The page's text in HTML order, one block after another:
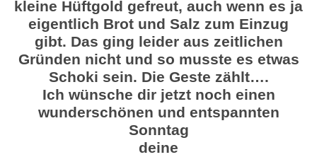
kleine Hüftgold gefreut, auch wenn es ja
eigentlich Brot und Salz zum Einzug
gibt. Das ging leider aus zeitlichen
Gründen nicht und so musste es etwas
Schoki sein. Die Geste zählt….
Ich wünsche dir jetzt noch einen
wunderschönen und entspannten
Sonntag
deine